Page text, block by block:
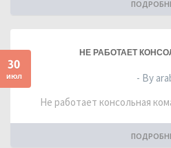
30
июл
НЕ РАБОТАЕТ
- By
Не работает консольная